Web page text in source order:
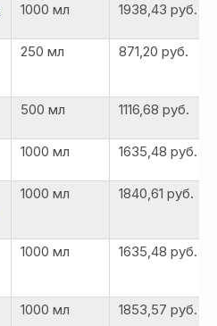
1000 мл 1938,43 руб.
250 мл 871,20 руб.
500 мл 1116,68 руб.
1000 мл 1635,48 руб.
1000 мл 1840,61 руб.
1000 мл 1635,48 руб.
1000 мл 1853,57 руб.